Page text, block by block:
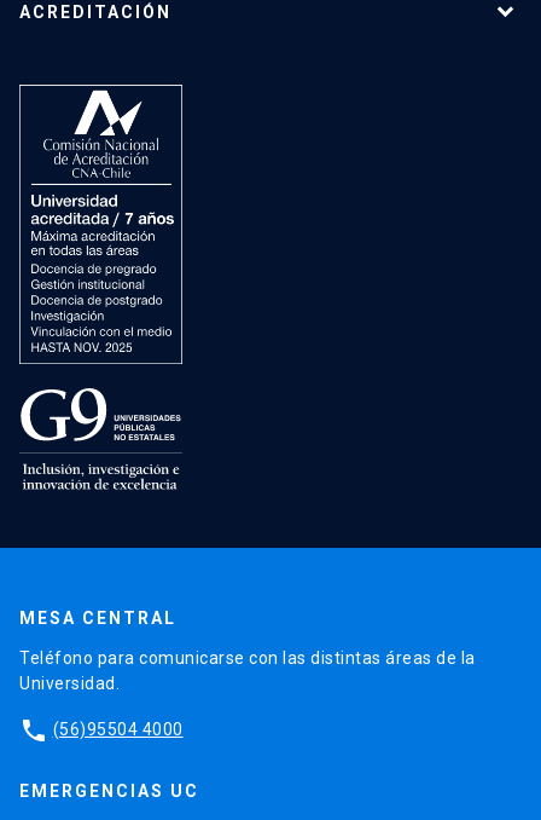
ACREDITACIÓN
MESA CENTRAL
Teléfono para comunicarse con las distintas áreas de la
Universidad.
phone (56)95504 4000
EMERGENCIAS UC